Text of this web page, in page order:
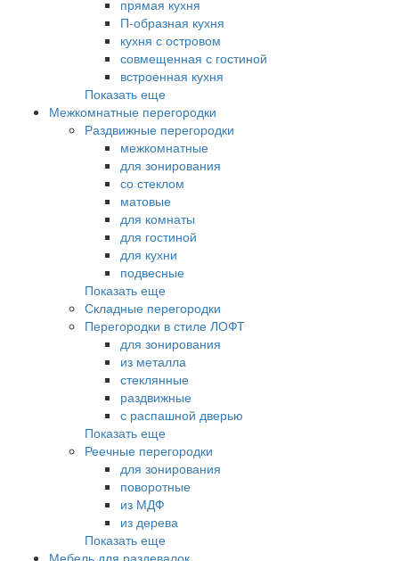
прямая кухня
П-образная кухня
кухня с островом
совмещенная с гостиной
встроенная кухня
Показать еще
Межкомнатные перегородки
Раздвижные перегородки
межкомнатные
для зонирования
со стеклом
матовые
для комнаты
для гостиной
для кухни
подвесные
Показать еще
Складные перегородки
Перегородки в стиле ЛОФТ
для зонирования
из металла
стеклянные
раздвижные
с распашной дверью
Показать еще
Реечные перегородки
для зонирования
поворотные
из МДФ
из дерева
Показать еще
Мебель для раздевалок